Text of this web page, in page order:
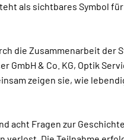
als sichtbares Symbol
die Zusammenarbeit der
GmbH & Co. KG, Optik
zeigen sie, wie
acht Fragen zur